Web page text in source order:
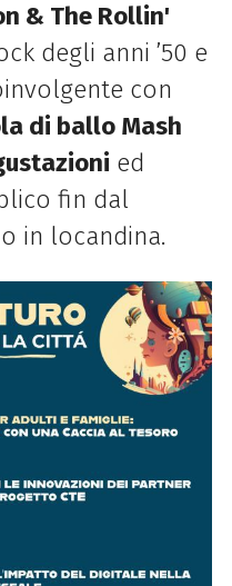
& The Rollin'
degli anni ’50 e
con
di ballo Mash
ed
fin dal
in locandina.